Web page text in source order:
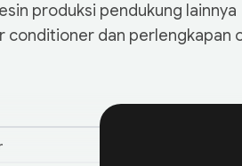
produksi pendukung lainnya
conditioner dan perlengkapan